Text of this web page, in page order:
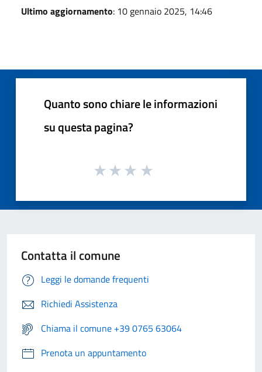
Ultimo aggiornamento: 10 gennaio 2025, 14:46
Quanto sono chiare le informazioni
su questa pagina?
Contatta il comune
Leggi le domande frequenti
Richiedi Assistenza
Chiama il comune +39 0765 63064
Prenota un appuntamento